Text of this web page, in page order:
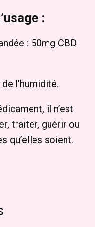
:
: 50mg CBD
l’humidité.
il n’est
traiter, guérir ou
qu’elles soient.